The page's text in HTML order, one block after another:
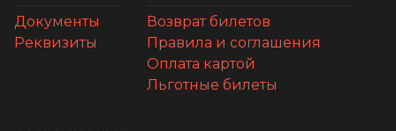
Документы
Реквизиты
Возврат билетов
Правила и соглашения
Оплата картой
Льготные билеты